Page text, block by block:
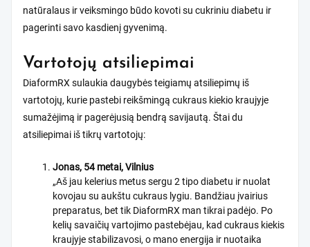
natūralaus ir veiksmingo būdo kovoti su cukriniu diabetu ir
pagerinti savo kasdienį gyvenimą.
Vartotojų atsiliepimai
DiaformRX sulaukia daugybės teigiamų atsiliepimų iš
vartotojų, kurie pastebi reikšmingą cukraus kiekio kraujyje
sumažėjimą ir pagerėjusią bendrą savijautą. Štai du
atsiliepimai iš tikrų vartotojų:
Jonas, 54 metai, Vilnius
„Aš jau kelerius metus sergu 2 tipo diabetu ir nuolat
kovojau su aukštu cukraus lygiu. Bandžiau įvairius
preparatus, bet tik DiaformRX man tikrai padėjo. Po
kelių savaičių vartojimo pastebėjau, kad cukraus kiekis
kraujyje stabilizavosi, o mano energija ir nuotaika